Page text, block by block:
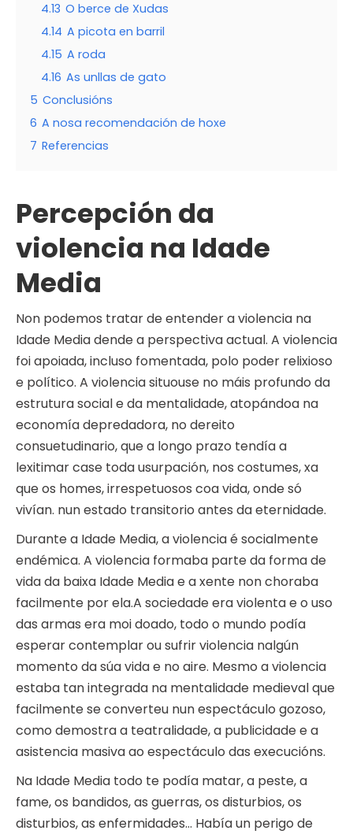
4.13 O berce de Xudas
4.14 A picota en barril
4.15 A roda
4.16 As unllas de gato
5 Conclusións
6 A nosa recomendación de hoxe
7 Referencias
Percepción da
violencia na Idade
Media
Non podemos tratar de entender a violencia na
Idade Media dende a perspectiva actual. A violencia
foi apoiada, incluso fomentada, polo poder relixioso
e político. A violencia situouse no máis profundo da
estrutura social e da mentalidade, atopándoa na
economía depredadora, no dereito
consuetudinario, que a longo prazo tendía a
lexitimar case toda usurpación, nos costumes, xa
que os homes, irrespetuosos coa vida, onde só
vivían. nun estado transitorio antes da eternidade.
Durante a Idade Media, a violencia é socialmente
endémica. A violencia formaba parte da forma de
vida da baixa Idade Media e a xente non choraba
facilmente por ela.A sociedade era violenta e o uso
das armas era moi doado, todo o mundo podía
esperar contemplar ou sufrir violencia nalgún
momento da súa vida e no aire. Mesmo a violencia
estaba tan integrada na mentalidade medieval que
facilmente se converteu nun espectáculo gozoso,
como demostra a teatralidade, a publicidade e a
asistencia masiva ao espectáculo das execucións.
Na Idade Media todo te podía matar, a peste, a
fame, os bandidos, as guerras, os disturbios, os
disturbios, as enfermidades… Había un perigo de